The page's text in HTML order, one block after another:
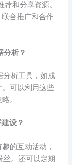
和分享资源。
合推广和合作
分析？
分析工具，如成
。可以利用这些
。
设？
的互动活动，
丝。还可以定期